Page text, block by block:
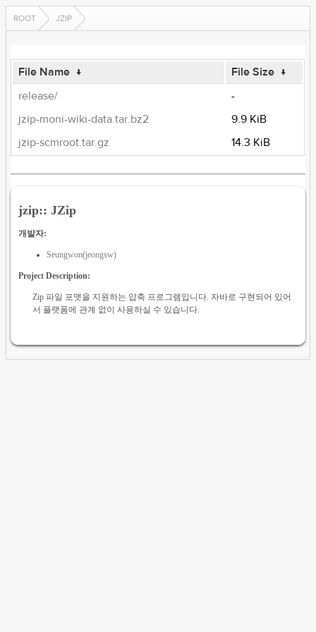
ROOT JZIP
File Name ↓ File Size ↓
release/
-
jzip-moni-wiki-data.tar.bz2
9.9 KiB
jzip-scmroot.tar.gz
14.3 KiB
jzip:: JZip
개발자:
Seungwon(jeongsw)
Project Description:
Zip 파일 포맷을 지원하는 압축 프로그램입니다. 자바로 구현되어 있어
서 플랫폼에 관계 없이 사용하실 수 있습니다.